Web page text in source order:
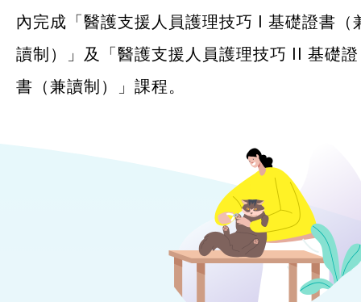
內完成「醫護支援人員護理技巧 I 基礎證書（
讀制）」及「醫護支援人員護理技巧 II 基礎證
書（兼讀制）」課程。